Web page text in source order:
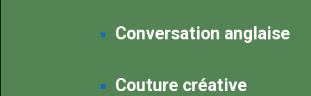
Conversation anglaise
Couture créative